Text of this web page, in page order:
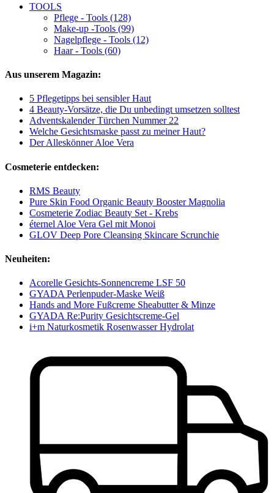
TOOLS
Pflege - Tools (128)
Make-up -Tools (99)
Nagelpflege - Tools (12)
Haar - Tools (60)
Aus unserem Magazin:
5 Pflegetipps bei sensibler Haut
4 Beauty-Vorsätze, die Du unbedingt umsetzen solltest
Adventskalender Türchen Nummer 22
Welche Gesichtsmaske passt zu meiner Haut?
Der Alleskönner Aloe Vera
Cosmeterie entdecken:
RMS Beauty
Pure Skin Food Organic Beauty Booster Magnolia
Cosmeterie Zodiac Beauty Set - Krebs
éternel Aloe Vera Gel mit Monoi
GLOV Deep Pore Cleansing Skincare Scrunchie
Neuheiten:
Acorelle Gesichts-Sonnencreme LSF 50
GYADA Perlenpuder-Maske Weiß
Hands and More Fußcreme Sheabutter & Minze
GYADA Re:Purity Gesichtscreme-Gel
i+m Naturkosmetik Rosenwasser Hydrolat